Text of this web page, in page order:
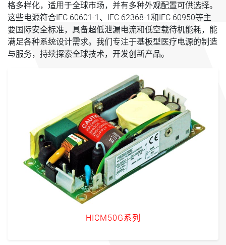
格多样化，适用于全球市场，并有多种外观配置可供选择。
这些电源符合IEC 60601-1、IEC 62368-1和IEC 60950等主
要国际安全标准，具备超低泄漏电流和低空载待机能耗，能
满足各种系统设计需求。我们专注于基板型医疗电源的制造
与服务，持续探索全球技术，开发创新产品。
HICM50G系列